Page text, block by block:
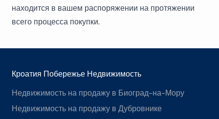
находится в вашем распоряжении на протяжении
всего процесса покупки.
Кроатия Побережье Недвижимость
Недвижимость на продажу в Биоград-на-Мору
Недвижимость на продажу в Дубровнике